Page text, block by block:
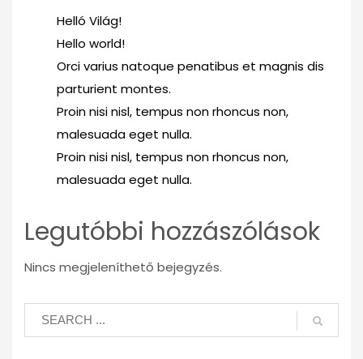
Helló Világ!
Hello world!
Orci varius natoque penatibus et magnis dis
parturient montes.
Proin nisi nisl, tempus non rhoncus non,
malesuada eget nulla.
Proin nisi nisl, tempus non rhoncus non,
malesuada eget nulla.
Legutóbbi hozzászólások
Nincs megjeleníthető bejegyzés.